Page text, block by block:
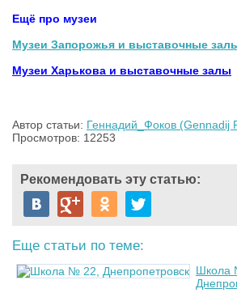
Ещё про музеи
Музеи Запорожья и выставочные
Музеи Харькова и выставочные залы
Автор статьи: Геннадий_Фоков (Gennadij
Просмотров: 12253
Рекомендовать эту статью:
Еще статьи по теме:
Школа